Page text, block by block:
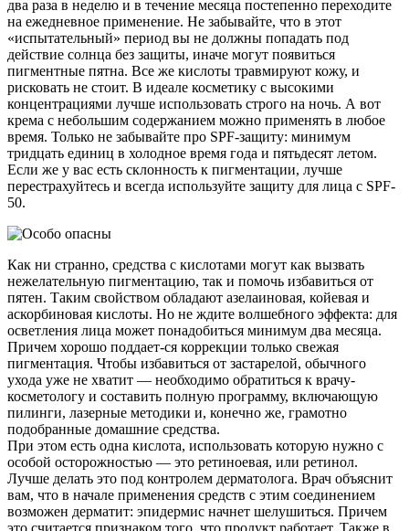
два раза в неделю и в течение месяца постепенно переходите
на ежедневное применение. Не забывайте, что в этот
«испытательный» период вы не должны попадать под
действие солнца без защиты, иначе могут появиться
пигментные пятна. Все же кислоты травмируют кожу, и
рисковать не стоит. В идеале косметику с высокими
концентрациями лучше использовать строго на ночь. А вот
крема с небольшим содержанием можно применять в любое
время. Только не забывайте про SPF-защиту: минимум
тридцать единиц в холодное время года и пятьдесят летом.
Если же у вас есть склонность к пигментации, лучше
перестрахуйтесь и всегда используйте защиту для лица с SPF-
50.
Как ни странно, средства с кислотами могут как вызвать
нежелательную пигментацию, так и помочь избавиться от
пятен. Таким свойством обладают азелаиновая, койевая и
аскорбиновая кислоты. Но не ждите волшебного эффекта: для
осветления лица может понадобиться минимум два месяца.
Причем хорошо поддает-ся коррекции только свежая
пигментация. Чтобы избавиться от застарелой, обычного
ухода уже не хватит — необходимо обратиться к врачу-
косметологу и составить полную программу, включающую
пилинги, лазерные методики и, конечно же, грамотно
подобранные домашние средства.
При этом есть одна кислота, использовать которую нужно с
особой осторожностью — это ретиноевая, или ретинол.
Лучше делать это под контролем дерматолога. Врач объяснит
вам, что в начале применения средств с этим соединением
возможен дерматит: эпидермис начнет шелушиться. Причем
это считается признаком того, что продукт работает. Также в